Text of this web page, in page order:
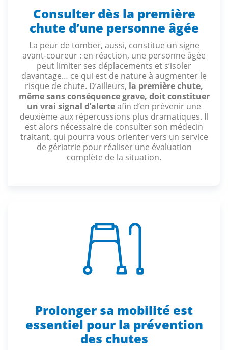
Consulter dès la première
chute d’une personne âgée
La peur de tomber, aussi, constitue un signe
avant-coureur : en réaction, une personne âgée
peut limiter ses déplacements et s’isoler
davantage… ce qui est de nature à augmenter le
risque de chute. D’ailleurs, la première chute,
même sans conséquence grave, doit constituer
un vrai signal d’alerteafin d’en prévenir une
deuxième aux répercussions plus dramatiques. Il
est alors nécessaire de consulter son médecin
traitant, qui pourra vous orienter vers un service
de gériatrie pour réaliser une évaluation
complète de la situation.
Prolonger sa mobilité est
essentiel pour la prévention
des chutes